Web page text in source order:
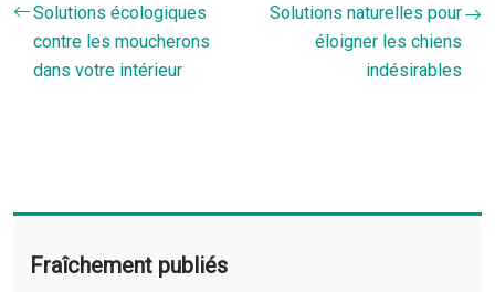
Solutions écologiques
contre les moucherons
dans votre intérieur
Solutions naturelles pour
éloigner les chiens
indésirables
Fraîchement publiés